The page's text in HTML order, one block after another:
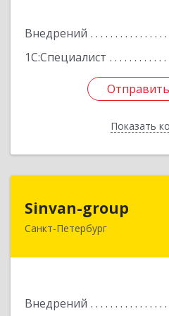
Внедрений
1С:Специалист
Показать
Sinvan-group
Санкт-Петербург
Внедрений
197374, Санкт-Петербург